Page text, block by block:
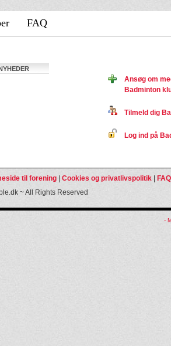
FAQ
Ansøg om
Badminton
Tilmeld dig
Log ind på
til forening Cookies og privatlivspolitik
FAQ
~ All Rights Reserved
-